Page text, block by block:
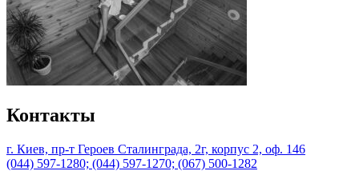
Контакты
г. Киев, пр-т Героев Сталинграда, 2г, корпус 2, оф. 146
(044) 597-1280; (044) 597-1270; (067) 500-1282